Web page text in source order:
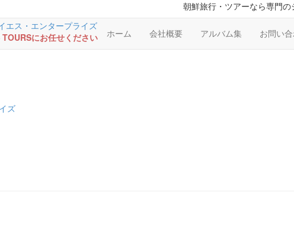
朝鮮旅行・ツアーなら専門
にお任せください ホーム 会社概要 アルバム集 お問い
ズ